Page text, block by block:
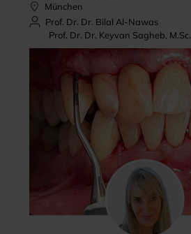
München
Prof. Dr. Dr. Bilal Al-Nawas
Prof. Dr. Dr. Keyvan Sagheb, M.Sc.